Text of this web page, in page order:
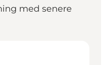
med senere